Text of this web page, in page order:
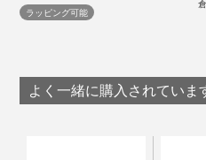
このコーンポタージュを最
ラッピング可能
よく一緒に購入されていま